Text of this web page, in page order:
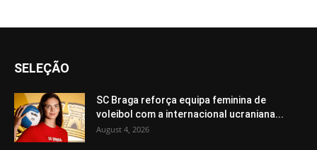
SELEÇÃO
SC Braga reforça equipa feminina de
voleibol com a internacional ucraniana...
August 4, 2026